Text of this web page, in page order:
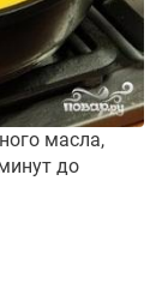
масла,
до